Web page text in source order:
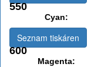
550
Cyan:
600
Seznam tiskáren
Magenta: